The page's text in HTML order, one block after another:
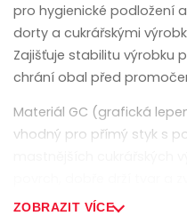
pro hygienické podložení
dorty a cukrářskými
Zajišťuje stabilitu výrobku
chrání obal před
Materiál GC (grafická
vhodný pro přímý styk s
Vlastnosti:
ZOBRAZIT VÍCE